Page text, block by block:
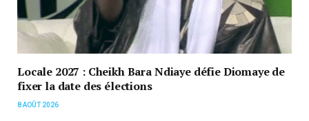
Locale 2027 : Cheikh Bara Ndiaye défie Diomaye de
fixer la date des élections
8 AOÛT 2026